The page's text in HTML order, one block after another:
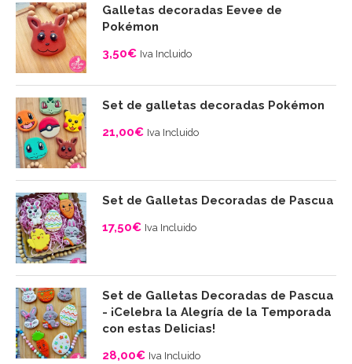
Galletas decoradas Eevee de
Pokémon
3,50€ Iva Incluido
Set de galletas decoradas Pokémon
21,00€ Iva Incluido
Set de Galletas Decoradas de Pascua
17,50€ Iva Incluido
Set de Galletas Decoradas de Pascua
- ¡Celebra la Alegría de la Temporada
con estas Delicias!
28,00€ Iva Incluido